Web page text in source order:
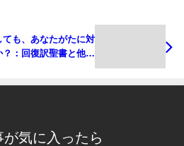
ても、あなたがたに対
：回復訳聖書と他の
が気に入ったら